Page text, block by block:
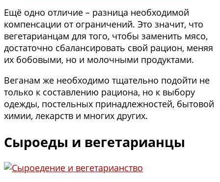
Ещё одно отличие – разница необходимой
компенсации от ограничений. Это значит, что
вегетарианцам для того, чтобы заменить мясо,
достаточно сбалансировать свой рацион, меняя
их бобовыми, но и молочными продуктами.
Веганам же необходимо тщательно подойти не
только к составлению рациона, но к выбору
одежды, постельных принадлежностей, бытовой
химии, лекарств и многих других.
Сыроеды и вегетарианцы